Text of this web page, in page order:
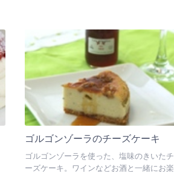
ゴルゴンゾーラのチーズケーキ
ゴルゴンゾーラを使った、塩味のきいたチ
ーズケーキ。ワインなどお酒と一緒にお楽